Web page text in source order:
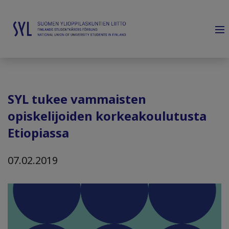
SYL tukee vammaisten
opiskelijoiden korkeakoulutusta
Etiopiassa
07.02.2019